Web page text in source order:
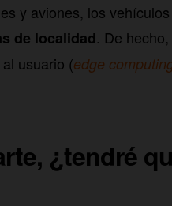
y aviones, los
de localidad. De
usuario (edge
¿tendré